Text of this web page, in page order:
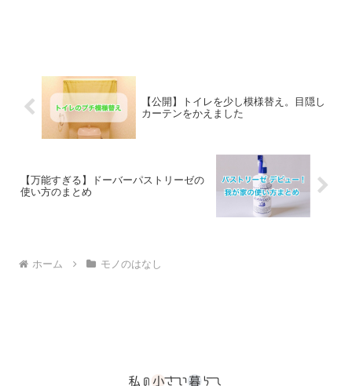
【公開】トイレを少し模様替え。目隠し
カーテンをかえました
【万能すぎる】ドーバーパストリーゼの
使い方のまとめ
ホーム モノのはなし